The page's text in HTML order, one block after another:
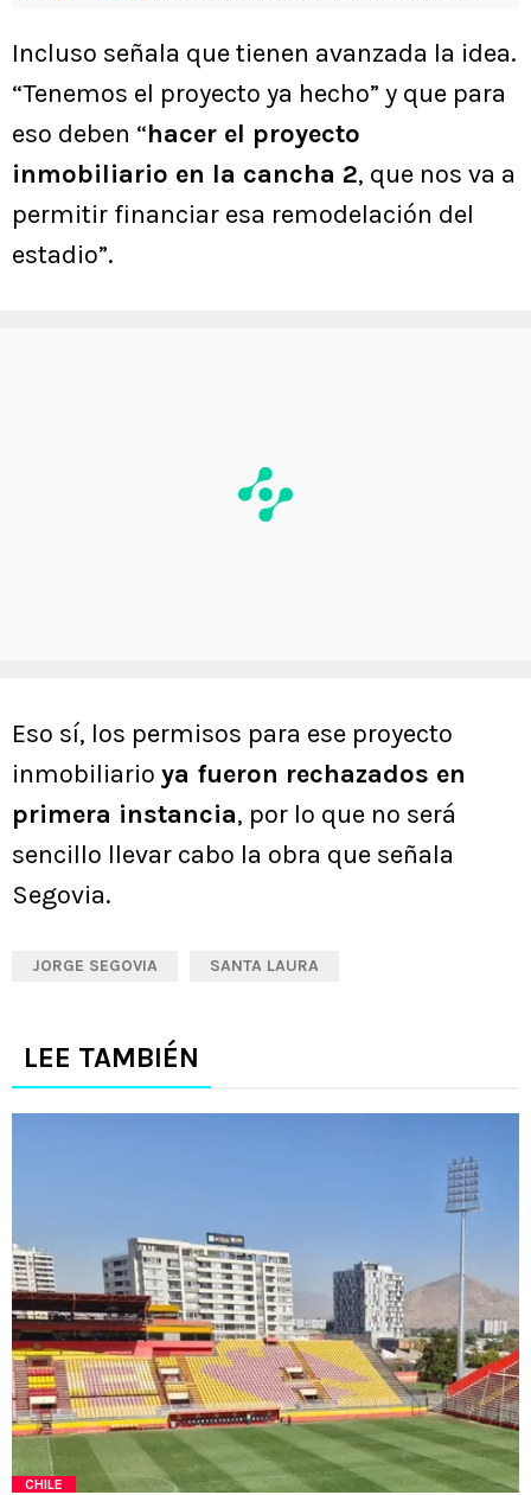
Incluso señala que tienen avanzada la idea.
“Tenemos el proyecto ya hecho” y que para
eso deben “hacer el proyecto
inmobiliario en la cancha 2, que nos va a
permitir financiar esa remodelación del
estadio”.
Eso sí, los permisos para ese proyecto
inmobiliario ya fueron rechazados en
primera instancia, por lo que no será
sencillo llevar cabo la obra que señala
Segovia.
JORGE SEGOVIA SANTA LAURA
LEE TAMBIÉN
CHILE